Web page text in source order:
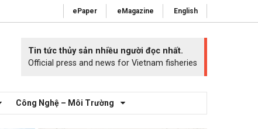
ePaper eMagazine English
Tin tức thủy sản nhiều người đọc nhất.
Official press and news for Vietnam fisheries
Công Nghệ – Môi Trường